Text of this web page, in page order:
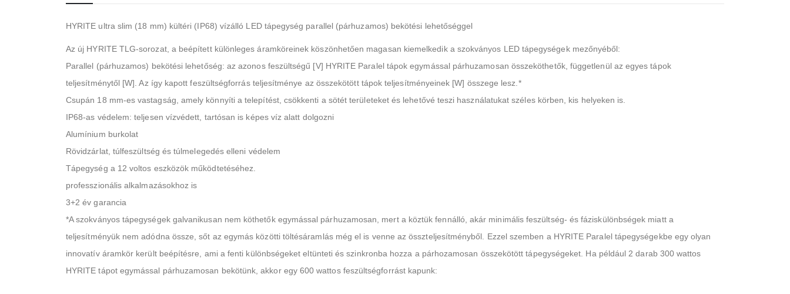
HYRITE ultra slim (18 mm) kültéri (IP68) vízálló LED tápegység parallel (párhuzamos) bekötési lehetőséggel
Az új HYRITE TLG-sorozat, a beépített különleges áramköreinek köszönhetően magasan kiemelkedik a szokványos LED tápegységek mezőnyéből:
Parallel (párhuzamos) bekötési lehetőség: az azonos feszültségű [V] HYRITE Paralel tápok egymással párhuzamosan összeköthetők, függetlenül az egyes tápok
teljesítménytől [W]. Az így kapott feszültségforrás teljesítménye az összekötött tápok teljesítményeinek [W] összege lesz.*
Csupán 18 mm-es vastagság, amely könnyíti a telepítést, csökkenti a sötét területeket és lehetővé teszi használatukat széles körben, kis helyeken is.
IP68-as védelem: teljesen vízvédett, tartósan is képes víz alatt dolgozni
Alumínium burkolat
Rövidzárlat, túlfeszültség és túlmelegedés elleni védelem
Tápegység a 12 voltos eszközök működtetéséhez.
professzionális alkalmazásokhoz is
3+2 év garancia
*A szokványos tápegységek galvanikusan nem köthetők egymással párhuzamosan, mert a köztük fennálló, akár minimális feszültség- és fáziskülönbségek miatt a
teljesítményük nem adódna össze, sőt az egymás közötti töltésáramlás még el is venne az összteljesítményből. Ezzel szemben a HYRITE Paralel tápegységekbe egy olyan
innovatív áramkör került beépítésre, ami a fenti különbségeket eltünteti és szinkronba hozza a párhozamosan összekötött tápegységeket. Ha például 2 darab 300 wattos
HYRITE tápot egymással párhuzamosan bekötünk, akkor egy 600 wattos feszültségforrást kapunk: